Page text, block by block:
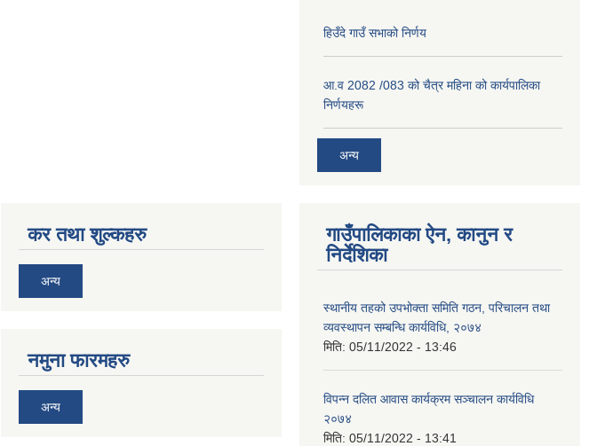
हिउँदे गाउँ सभाको निर्णय
आ.व 2082 /083 को चैत्र महिना को कार्यपालिका
निर्णयहरू
अन्य
कर तथा शुल्कहरु
अन्य
नमुना फारमहरु
अन्य
गाउँपालिकाका ऐन, कानुन र
निर्देशिका
स्थानीय तहको उपभोक्ता समिति गठन, परिचालन तथा
व्यवस्थापन सम्बन्धि कार्यविधि, २०७४
मिति: 05/11/2022 - 13:46
विपन्न दलित आवास कार्यक्रम सञ्चालन कार्यविधि
२०७४
मिति: 05/11/2022 - 13:41